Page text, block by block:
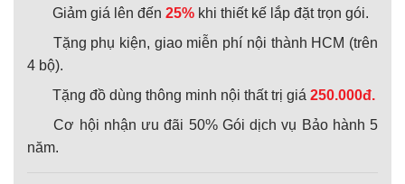
Giảm giá lên đến 25% khi thiết kế lắp đặt trọn gói.
Tặng phụ kiện, giao miễn phí nội thành HCM (trên
4 bộ).
Tặng đồ dùng thông minh nội thất trị giá 250.000đ.
Cơ hội nhận ưu đãi 50% Gói dịch vụ Bảo hành 5
năm.